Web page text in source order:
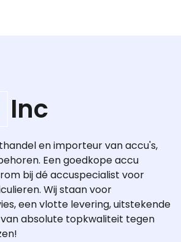
Inc
en importeur van accu's,
Een goedkope accu
bij dé accuspecialist voor
Wij staan voor
een vlotte levering, uitstekende
absolute topkwaliteit tegen